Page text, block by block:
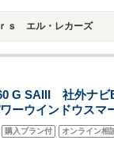
ｓ エル・レカーズ
G SAIII 社外ナビ
ーウインドウスマ
オートライトオー
正アルミホイール
購入プラン付 オンライン相